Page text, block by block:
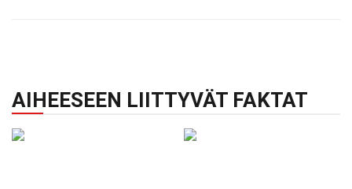
AIHEESEEN LIITTYVÄT FAKTAT